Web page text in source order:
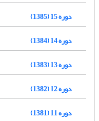
دوره 15 (1385)
دوره 14 (1384)
دوره 13 (1383)
دوره 12 (1382)
دوره 11 (1381)